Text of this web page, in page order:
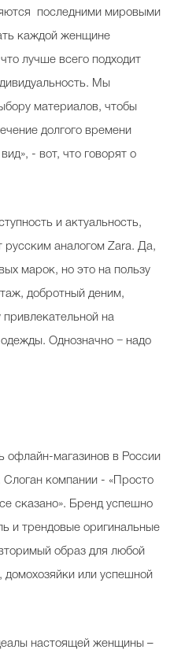
последними мировыми
каждой женщине
лучше всего подходит
Мы
материалов, чтобы
долгого времени
- вот, что говорят о
и актуальность,
русским аналогом Zara. Да,
марок, но это на пользу
добротный деним,
на
Однозначно − надо
офлайн-магазинов в России
Слоган компании - «Просто
сказано». Бренд успешно
и трендовые оригинальные
образ для любой
или успешной
настоящей женщины –